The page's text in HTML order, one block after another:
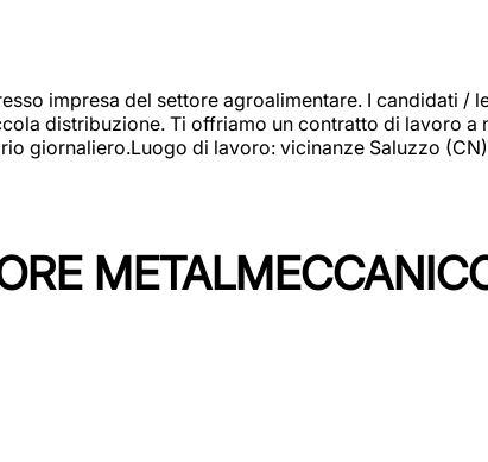
impresa del settore agroalimentare. I candidati
distribuzione. Ti offriamo un contratto di lavoro
giornaliero.Luogo di lavoro: vicinanze Saluzzo